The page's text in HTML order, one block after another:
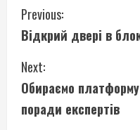
C
o
n
t
Previous:
Відкрий двері в
Next:
Обираємо
поради експертів